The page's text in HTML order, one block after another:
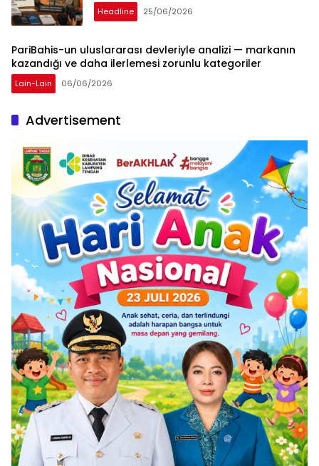
Headline 25/06/2026
PariBahis-un uluslararası devleriyle analizi — markanın
kazandığı ve daha ilerlemesi zorunlu kategoriler
Lain-Lain 06/06/2026
Advertisement